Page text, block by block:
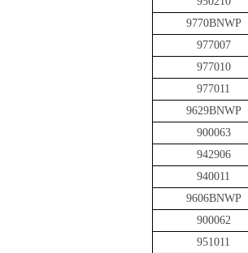
9770BNWP
977007
977010
977011
9629BNWP
900063
942906
940011
9606BNWP
900062
951011